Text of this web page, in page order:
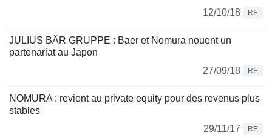
12/10/18
RE
JULIUS BÄR GRUPPE : Baer et Nomura nouent un
partenariat au Japon
27/09/18
RE
NOMURA : revient au private equity pour des revenus plus
stables
29/11/17
RE